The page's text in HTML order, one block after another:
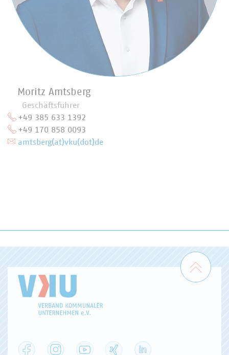
Moritz Amtsberg
Geschäftsführer
+49 385 633 1392
+49 170 858 0093
amtsberg(at)vku(dot)de
Zum
Facebook Instagram YouTube